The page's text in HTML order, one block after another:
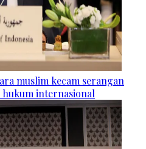
muslim kecam serangan
hukum internasional